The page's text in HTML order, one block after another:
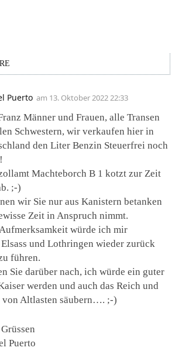
Puerto am 13. Oktober 2022 22:33
Männer und Frauen, alle Transen
Schwestern, wir verkaufen hier in
den Liter Benzin Steuerfrei noch
Machteborch B 1 kotzt zur Zeit
;-)
wir Sie nur aus Kanistern betanken
Zeit in Anspruch nimmt.
würde ich mir
und Lothringen wieder zurück
führen.
Sie darüber nach, ich würde ein guter
werden und auch das Reich und
von Altlasten säubern…. ;-)
Puerto